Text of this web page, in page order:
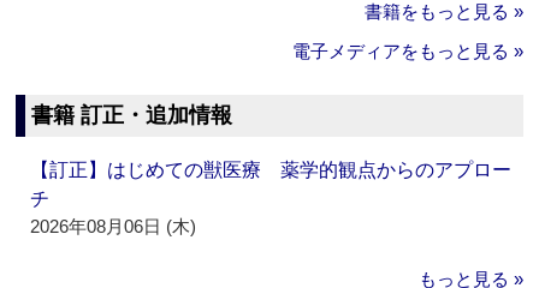
書籍をもっと見る »
電子メディアをもっと見る »
書籍 訂正・追加情報
【訂正】はじめての獣医療 薬学的観点からのアプロー
チ
2026年08月06日 (木)
もっと見る »